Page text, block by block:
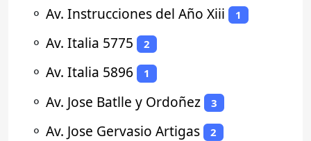
⚬ Av. Instrucciones del Año Xiii 1
⚬ Av. Italia 5775 2
⚬ Av. Italia 5896 1
⚬ Av. Jose Batlle y Ordoñez 3
⚬ Av. Jose Gervasio Artigas 2